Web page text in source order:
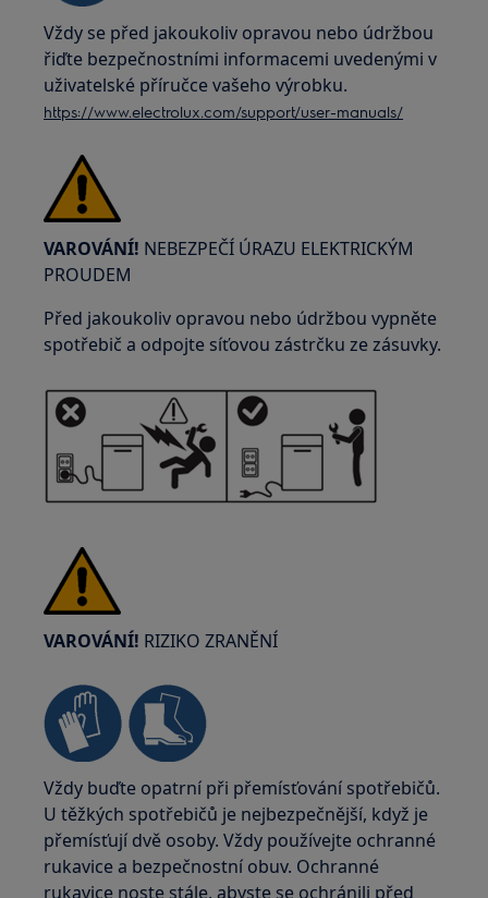
Vždy se před jakoukoliv opravou nebo údržbou
řiďte bezpečnostními informacemi uvedenými v
uživatelské příručce vašeho výrobku.
https://www.electrolux.com/support/user-manuals/
VAROVÁNÍ! NEBEZPEČÍ ÚRAZU ELEKTRICKÝM
PROUDEM
Před jakoukoliv opravou nebo údržbou vypněte
spotřebič a odpojte síťovou zástrčku ze zásuvky.
VAROVÁNÍ! RIZIKO ZRANĚNÍ
Vždy buďte opatrní při přemísťování spotřebičů.
U těžkých spotřebičů je nejbezpečnější, když je
přemísťují dvě osoby. Vždy používejte ochranné
rukavice a bezpečnostní obuv. Ochranné
rukavice noste stále, abyste se ochránili před